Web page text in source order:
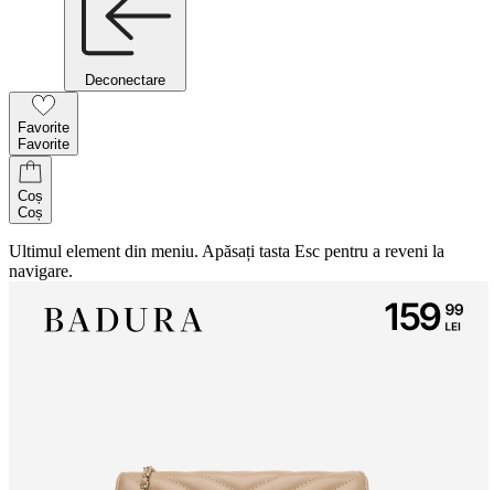
Deconectare
Favorite
Favorite
Coș
Coș
Ultimul element din meniu. Apăsați tasta Esc pentru a reveni la
navigare.